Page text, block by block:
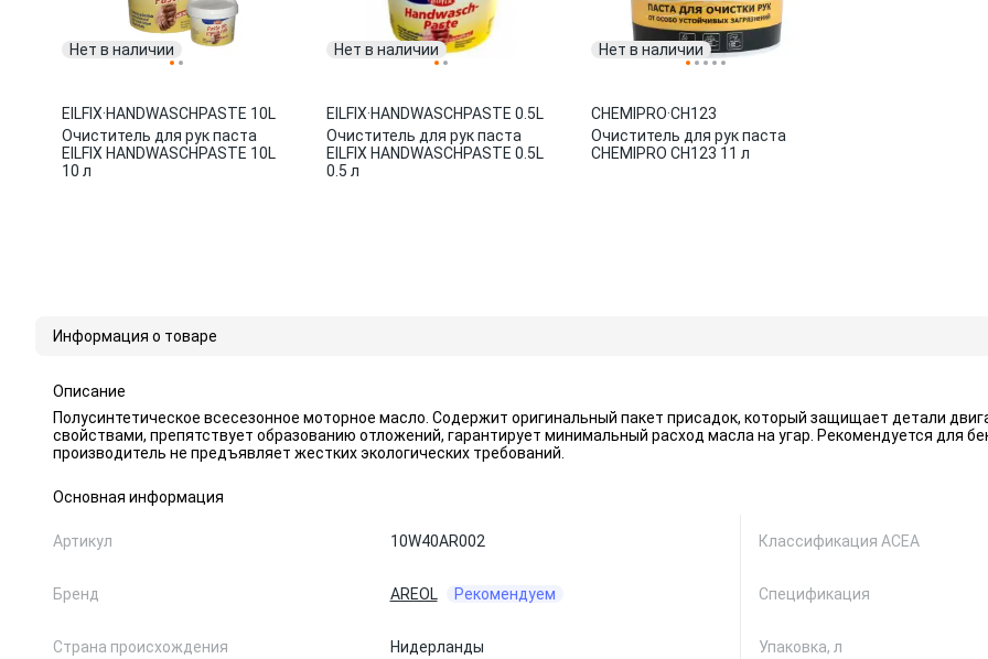
Нет в наличии
EILFIX·HANDWASCHPASTE 10L
Очиститель для рук паста
EILFIX HANDWASCHPASTE 10L
10 л
Нет в наличии
EILFIX·HANDWASCHPASTE 0.5L
Очиститель для рук паста
EILFIX HANDWASCHPASTE 0.5L
0.5 л
Нет в наличии
CHEMIPRO·CH123
Очиститель для рук паста
CHEMIPRO CH123 11 л
Информация о товаре
Описание
Полусинтетическое всесезонное моторное масло. Содержит оригинальный пакет присадок, который защищает детали
свойствами, препятствует образованию отложений, гарантирует минимальный расход масла на угар. Рекомендуется для
производитель не предъявляет жестких экологических требований.
Основная информация
Артикул 10W40AR002
Бренд AREOL Рекомендуем
Страна происхождения Нидерланды
Классификация ACEA
Спецификация
Упаковка, л